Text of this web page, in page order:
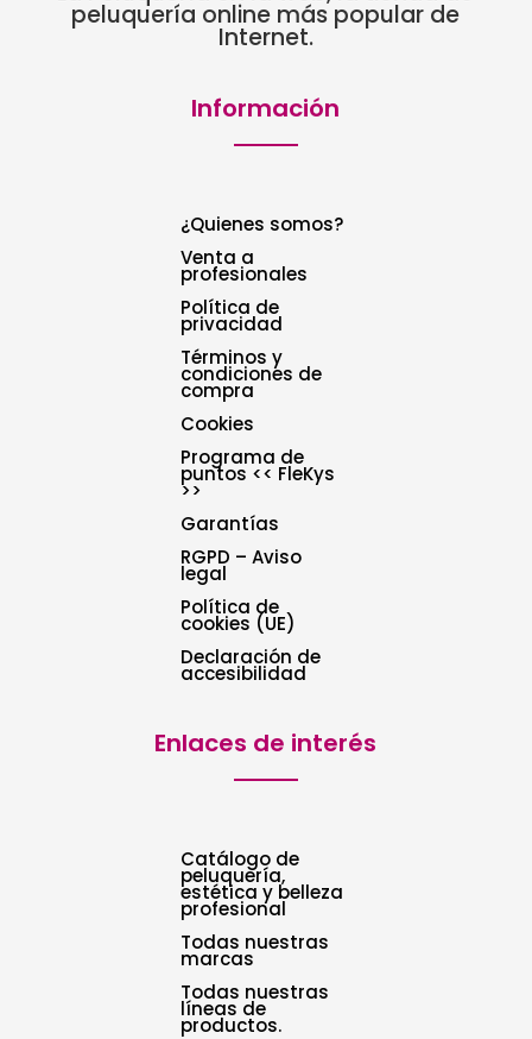
peluquería online más popular de
Internet.
Información
¿Quienes somos?
Venta a
profesionales
Política de
privacidad
Términos y
condiciones de
compra
Cookies
Programa de
puntos << FleKys
>>
Garantías
RGPD – Aviso
legal
Política de
cookies (UE)
Declaración de
accesibilidad
Enlaces de interés
Catálogo de
peluquería,
estética y belleza
profesional
Todas nuestras
marcas
Todas nuestras
líneas de
productos.